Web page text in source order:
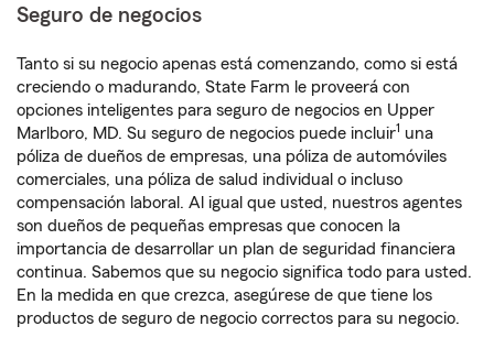
Seguro de negocios
Tanto si su negocio apenas está comenzando, como si está
creciendo o madurando, State Farm le proveerá con
opciones inteligentes para seguro de negocios en Upper
Marlboro, MD. Su seguro de negocios puede incluir1 una
póliza de dueños de empresas, una póliza de automóviles
comerciales, una póliza de salud individual o incluso
compensación laboral. Al igual que usted, nuestros agentes
son dueños de pequeñas empresas que conocen la
importancia de desarrollar un plan de seguridad financiera
continua. Sabemos que su negocio significa todo para usted.
En la medida en que crezca, asegúrese de que tiene los
productos de seguro de negocio correctos para su negocio.